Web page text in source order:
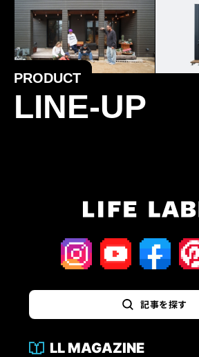
PRODUCT
LINE-UP
記事を探す
LL MAGAZINE